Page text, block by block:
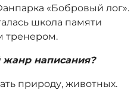
«Бобровый лог».
школа памяти
тренером.
написания?
природу, животных.